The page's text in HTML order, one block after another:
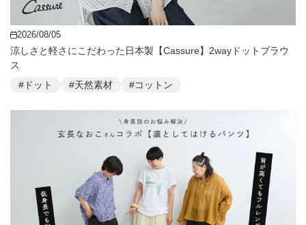
2026/08/05
涼しさと軽さにこだわった日本製【Cassure】2wayドットブラウ
ス
#ドット
#天然素材 #コットン